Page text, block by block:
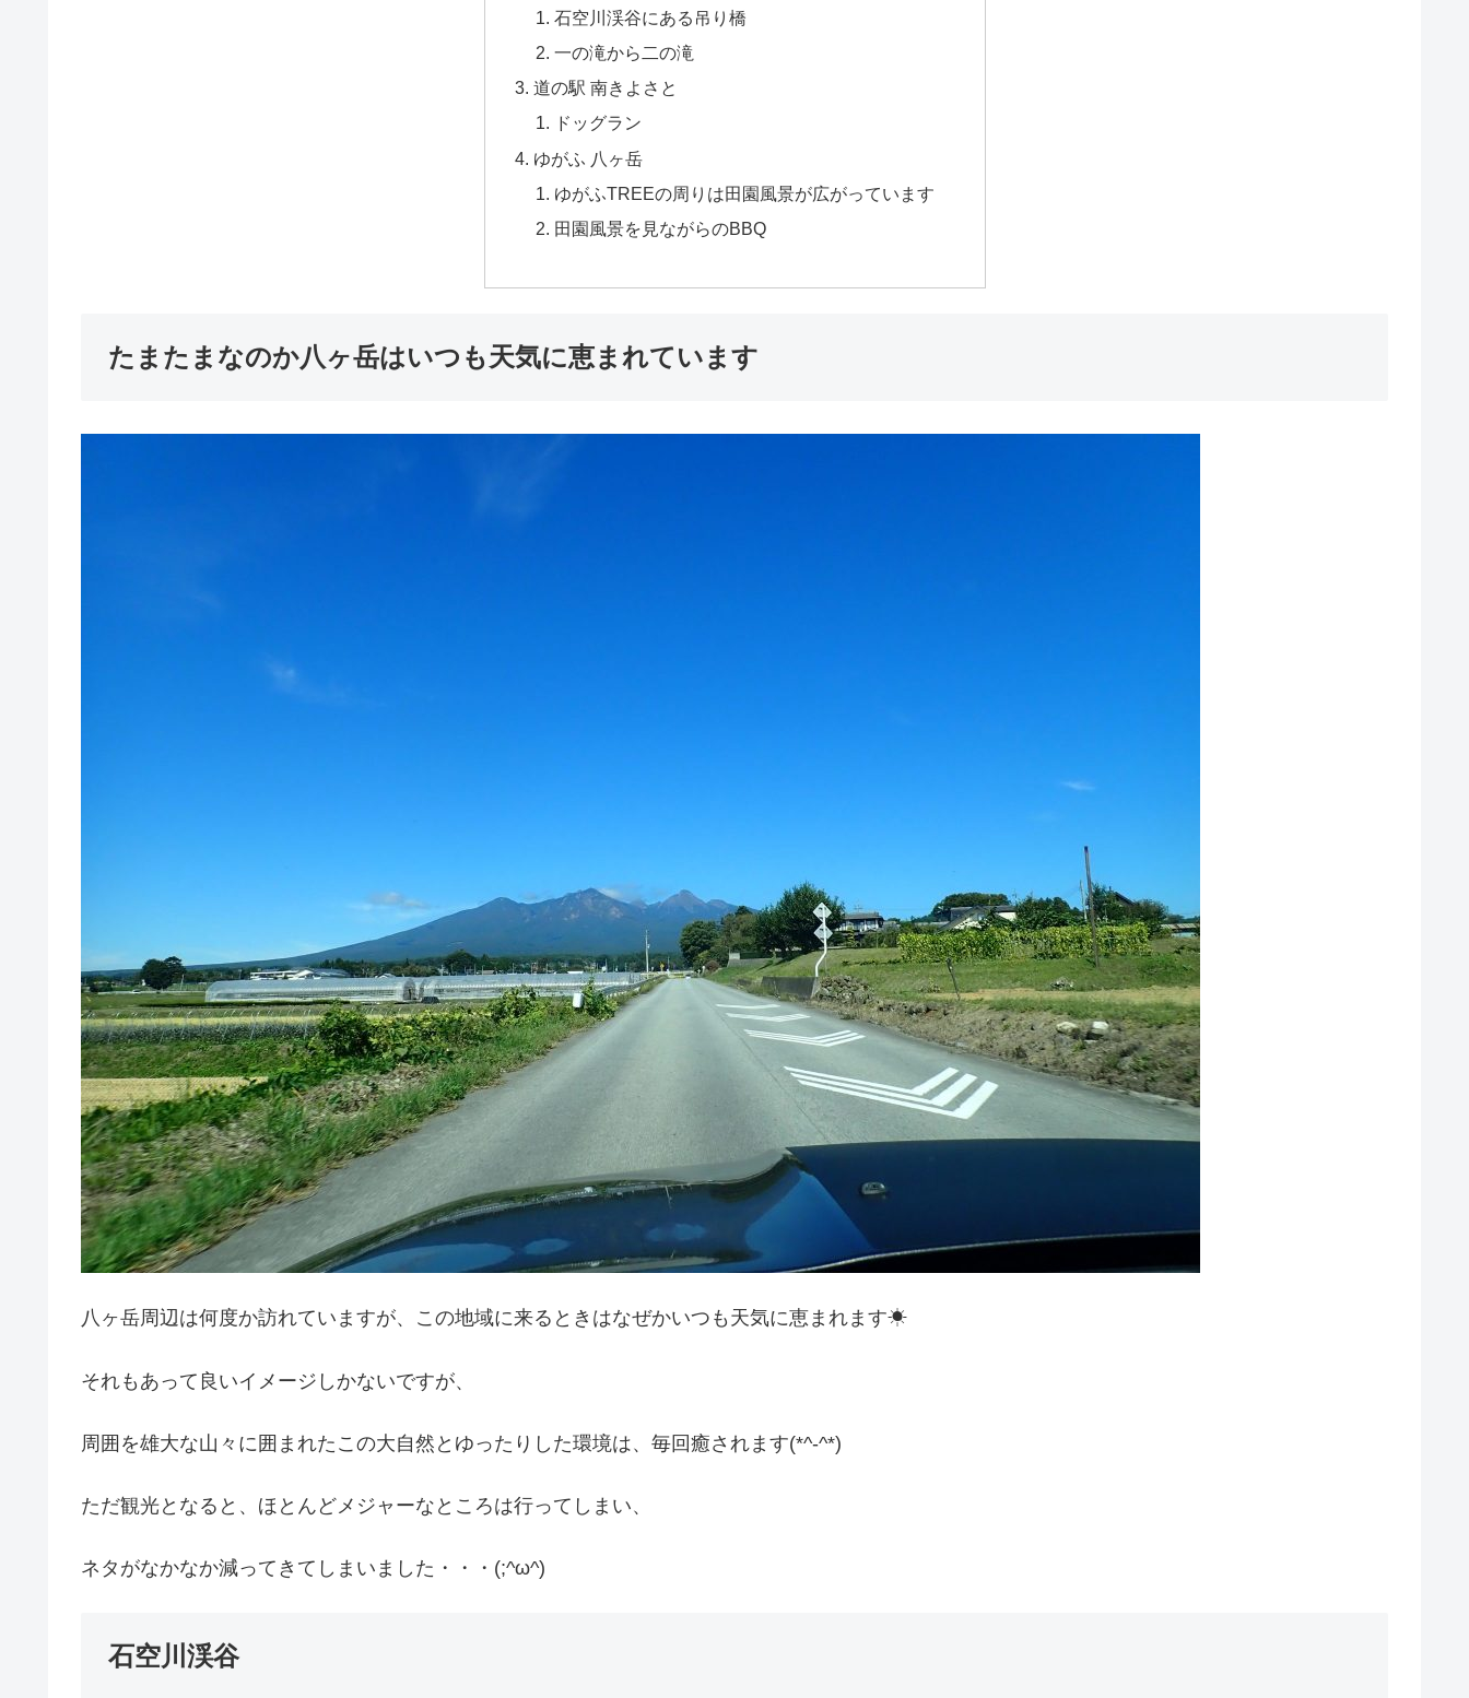
石空川渓谷にある吊り橋
一の滝から二の滝
道の駅 南きよさと
ドッグラン
ゆがふ 八ヶ岳
ゆがふTREEの周りは田園風景が広がっています
田園風景を見ながらのBBQ
たまたまなのか八ヶ岳はいつも天気に恵まれています
八ヶ岳周辺は何度か訪れていますが、この地域に来るときはなぜかいつも天気に恵まれます☀
それもあって良いイメージしかないですが、
周囲を雄大な山々に囲まれたこの大自然とゆったりした環境は、毎回癒されます(*^-^*)
ただ観光となると、ほとんどメジャーなところは行ってしまい、
ネタがなかなか減ってきてしまいました・・・(;^ω^)
石空川渓谷